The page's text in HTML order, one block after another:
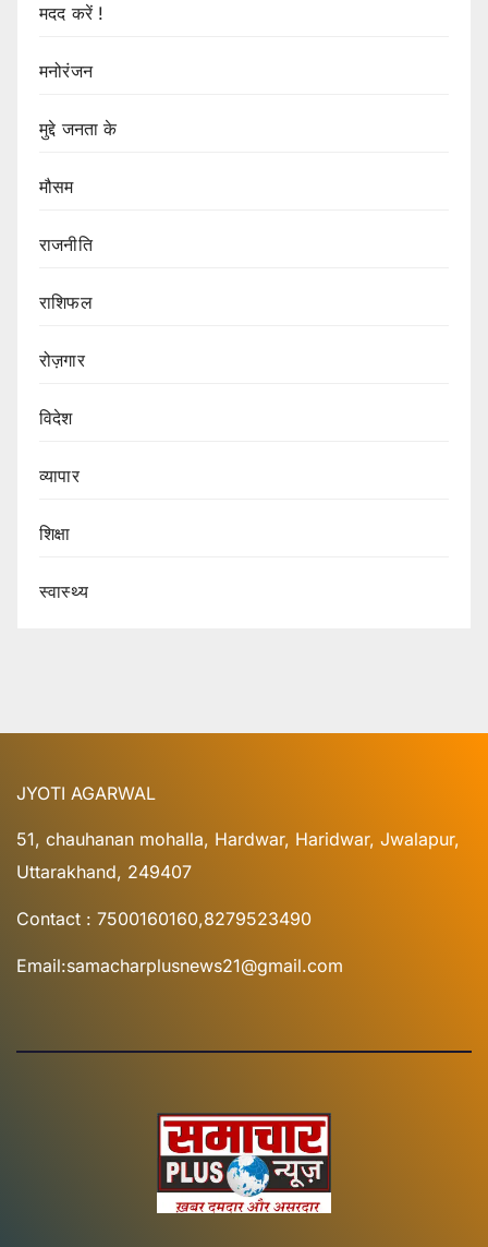
मदद करें !
मनोरंजन
मुद्दे जनता के
मौसम
राजनीति
राशिफल
रोज़गार
विदेश
व्यापार
शिक्षा
स्वास्थ्य
JYOTI AGARWAL
51, chauhanan mohalla, Hardwar, Haridwar, Jwalapur,
Uttarakhand, 249407
Contact : 7500160160,8279523490
Email:samacharplusnews21@gmail.com